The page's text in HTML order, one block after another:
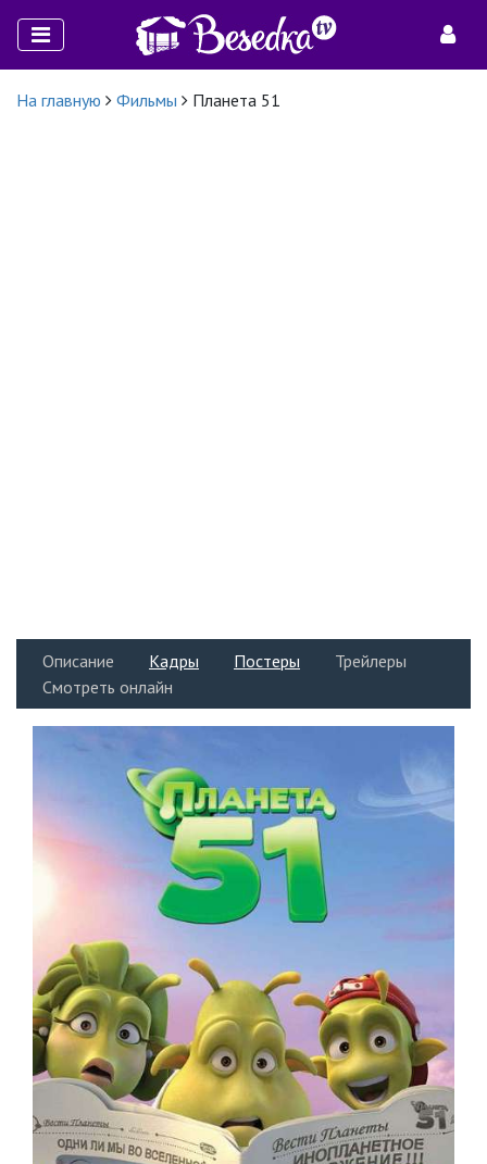
На главную Фильмы Планета 51
Описание Кадры Постеры
Трейлеры
Смотреть онлайн